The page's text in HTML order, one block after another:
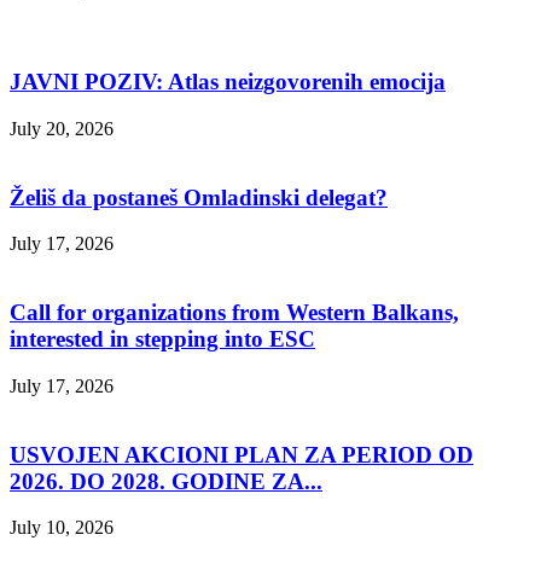
JAVNI POZIV: Atlas neizgovorenih emocija
July 20, 2026
Želiš da postaneš Omladinski delegat?
July 17, 2026
Call for organizations from Western Balkans,
interested in stepping into ESC
July 17, 2026
USVOJEN AKCIONI PLAN ZA PERIOD OD
2026. DO 2028. GODINE ZA...
July 10, 2026